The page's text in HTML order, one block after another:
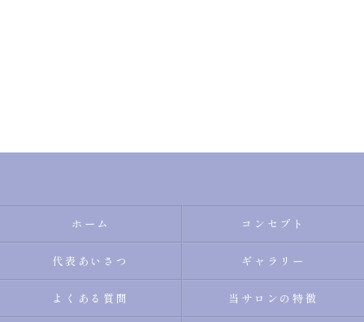
ホーム コンセプト
代表あいさつ ギャラリー
よくある質問 当サロンの特徴